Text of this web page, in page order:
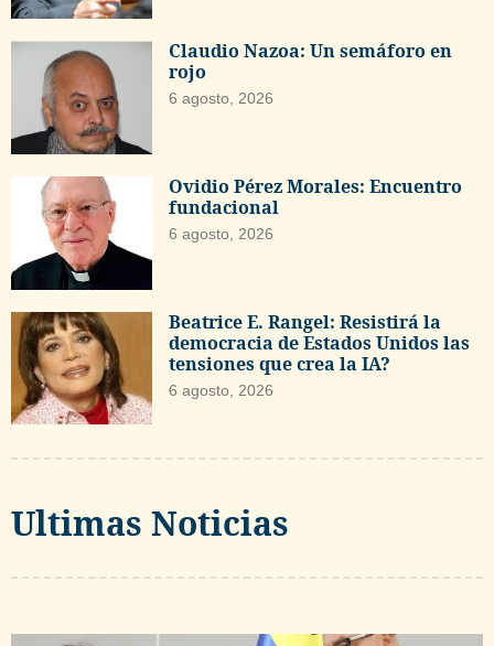
Claudio Nazoa: Un semáforo en
rojo
6 agosto, 2026
Ovidio Pérez Morales: Encuentro
fundacional
6 agosto, 2026
Beatrice E. Rangel: Resistirá la
democracia de Estados Unidos las
tensiones que crea la IA?
6 agosto, 2026
Ultimas Noticias